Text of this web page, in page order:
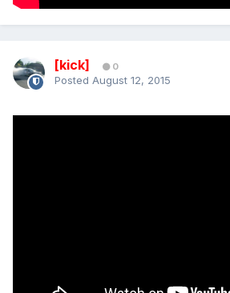
[kick] 0
Posted August 12, 2015